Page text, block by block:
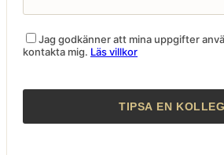
Jag godkänner att mina uppgifter
kontakta mig. Läs villkor